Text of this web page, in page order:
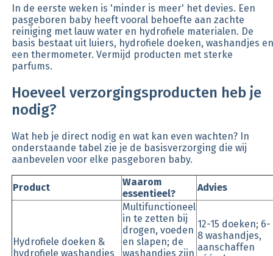
In de eerste weken is 'minder is meer' het devies. Een
pasgeboren baby heeft vooral behoefte aan zachte
reiniging met lauw water en hydrofiele materialen. De
basis bestaat uit luiers, hydrofiele doeken, washandjes en
een thermometer. Vermijd producten met sterke
parfums.
Hoeveel verzorgingsproducten heb je
nodig?
Wat heb je direct nodig en wat kan even wachten? In
onderstaande tabel zie je de basisverzorging die wij
aanbevelen voor elke pasgeboren baby.
Product
Waarom
essentieel?
Advies
Hydrofiele doeken &
hydrofiele washandjes
Multifunctioneel
in te zetten bij
drogen, voeden
en slapen; de
washandjes zijn
12-15 doeken; 6-
8 washandjes,
aanschaffen